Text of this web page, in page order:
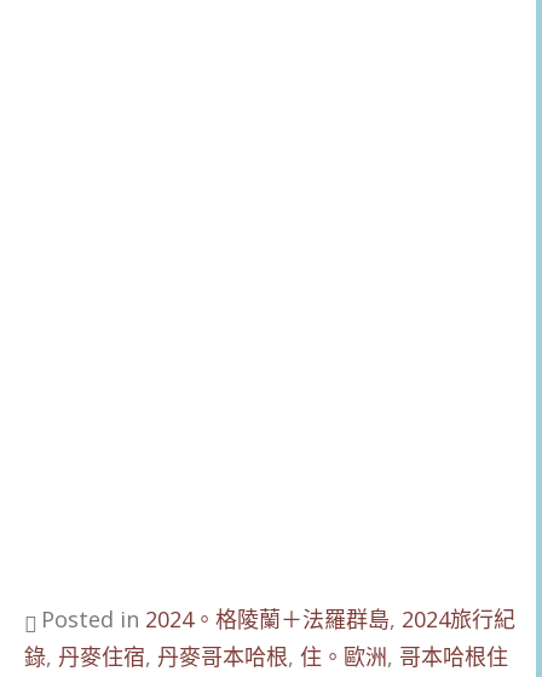
Posted in 2024。格陵蘭＋法羅群島, 2024旅行紀
錄, 丹麥住宿, 丹麥哥本哈根, 住。歐洲, 哥本哈根住